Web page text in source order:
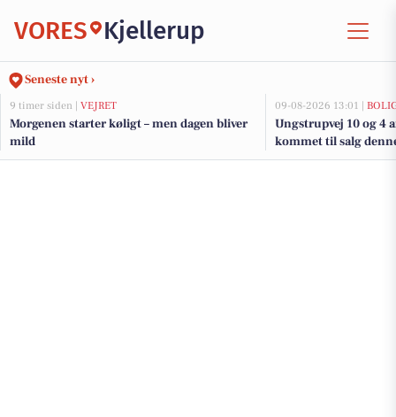
VORES Kjellerup
Seneste nyt ›
9 timer siden | VEJRET
Morgenen starter køligt – men dagen bliver
mild
09-08-2026 13:01 |
Ungstrupvej 10 og 4
kommet til salg
boligerne her.